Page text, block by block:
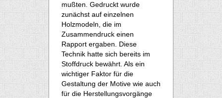
mußten. Gedruckt wurde
zunächst auf einzelnen
Holzmodeln, die im
Zusammendruck einen
Rapport ergaben. Diese
Technik hatte sich bereits im
Stoffdruck bewährt. Als ein
wichtiger Faktor für die
Gestaltung der Motive wie auch
für die Herstellungsvorgänge